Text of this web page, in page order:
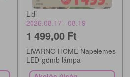
Lidl
2026.08.17 - 08.19
1 499,00 Ft
LIVARNO HOME Napelemes
LED-gömb lámpa